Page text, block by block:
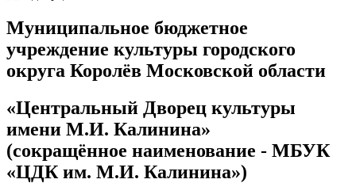
Муниципальное бюджетное
учреждение культуры городского
округа Королёв Московской области
«Центральный Дворец культуры
имени М.И. Калинина»
(сокращённое наименование - МБУК
«ЦДК им. М.И. Калинина»)